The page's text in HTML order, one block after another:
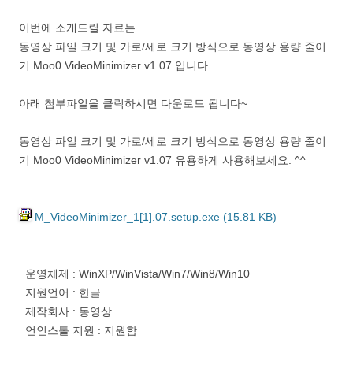
이번에 소개드릴 자료는
동영상 파일 크기 및 가로/세로 크기 방식으로 동영상 용량 줄이
기 Moo0 VideoMinimizer v1.07 입니다.
아래 첨부파일을 클릭하시면 다운로드 됩니다~
동영상 파일 크기 및 가로/세로 크기 방식으로 동영상 용량 줄이
기 Moo0 VideoMinimizer v1.07 유용하게 사용해보세요. ^^
M_VideoMinimizer_1[1].07.setup.exe (15.81 KB)
운영체제 : WinXP/WinVista/Win7/Win8/Win10
지원언어 : 한글
제작회사 : 동영상
언인스톨 지원 : 지원함